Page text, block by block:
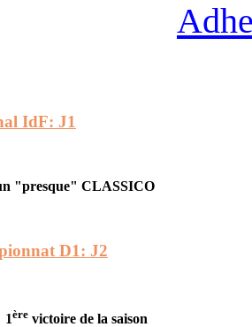
IdF: J1
"presque" CLASSICO
D1: J2
1èrevictoire de la saison